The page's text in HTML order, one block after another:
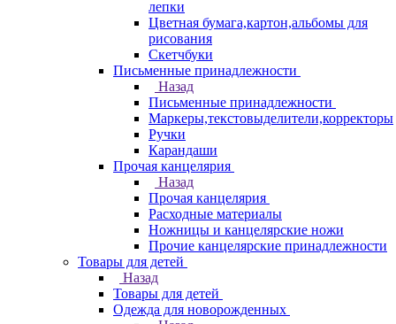
лепки
Цветная бумага,картон,альбомы для
рисования
Скетчбуки
Письменные принадлежности
Назад
Письменные принадлежности
Маркеры,текстовыделители,корректоры
Ручки
Карандаши
Прочая канцелярия
Назад
Прочая канцелярия
Расходные материалы
Ножницы и канцелярские ножи
Прочие канцелярские принадлежности
Товары для детей
Назад
Товары для детей
Одежда для новорожденных